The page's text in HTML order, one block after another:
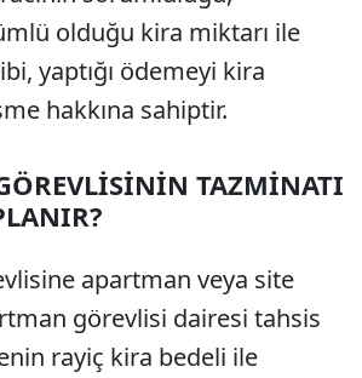
olduğu kira miktarı ile
yaptığı ödemeyi kira
hakkına sahiptir.
TAZMİNATI
apartman veya site
görevlisi dairesi tahsis
rayiç kira bedeli ile